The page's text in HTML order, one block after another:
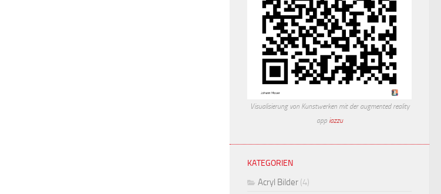
Visualisierung von Kunstwerken mit der augmented reality
app iazzu
KATEGORIEN
Acryl Bilder (4)